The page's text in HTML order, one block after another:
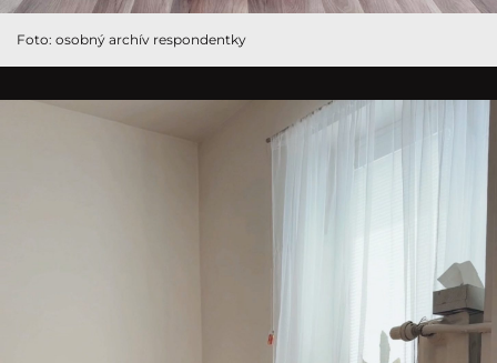
Foto: osobný archív respondentky